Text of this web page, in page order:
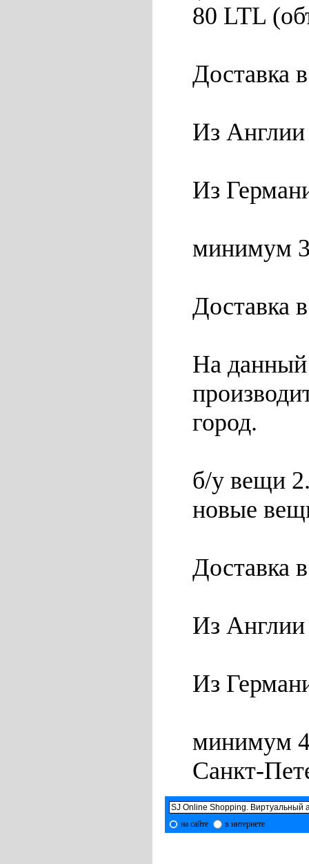
80 LTL
Доставка
Из
Из
минимум
Доставка
На данный
город.
б/у вещи
новые
Доставка
Из
Из
минимум
Санкт-
на сайте в интернете